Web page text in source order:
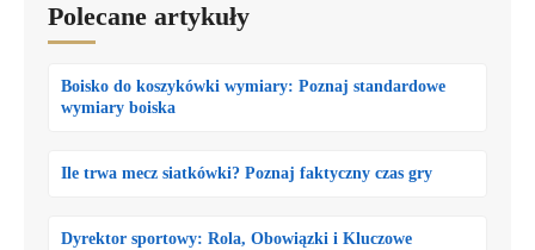
Polecane artykuły
Boisko do koszykówki wymiary: Poznaj standardowe
wymiary boiska
Ile trwa mecz siatkówki? Poznaj faktyczny czas gry
Dyrektor sportowy: Rola, Obowiązki i Kluczowe